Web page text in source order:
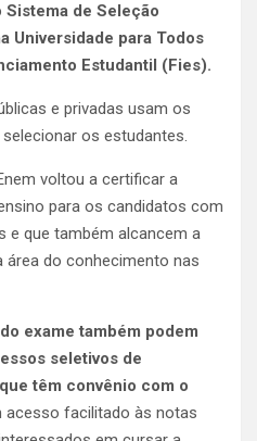
de Seleção
Universidade para Todos
Estudantil (Fies).
e privadas usam os
os estudantes.
voltou a certificar a
para os candidatos com
e que também alcancem a
do conhecimento nas
exame também podem
seletivos de
têm convênio com o
acesso facilitado às notas